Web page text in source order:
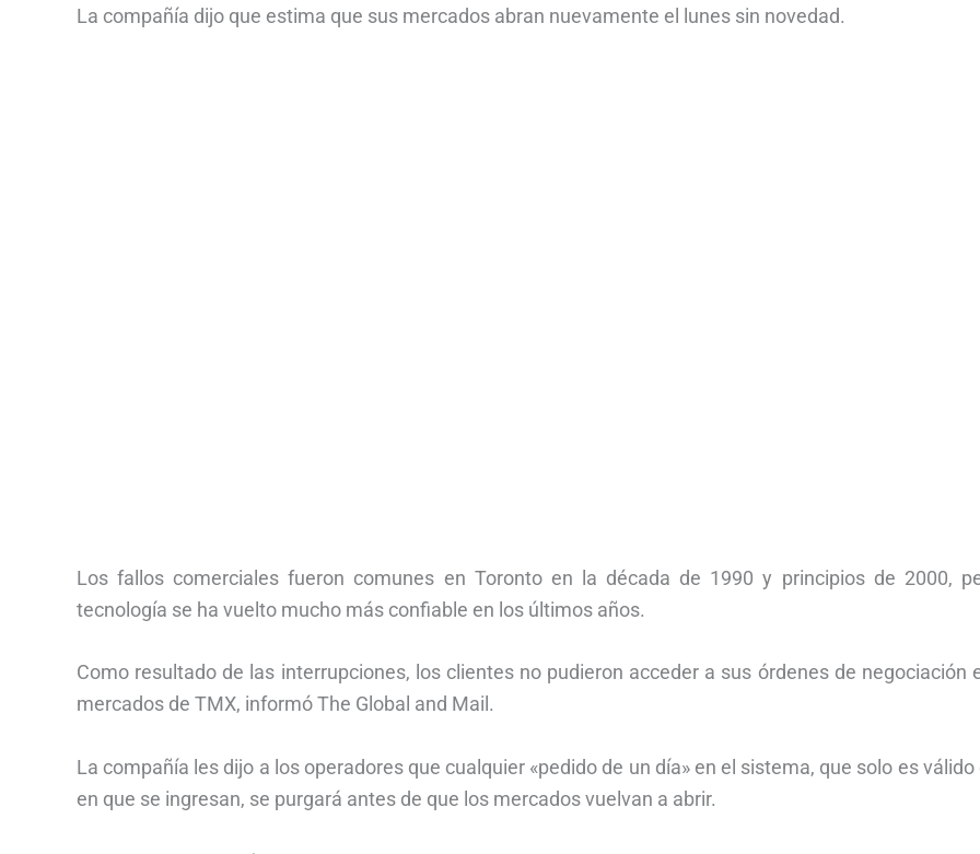
La compañía dijo que estima que sus mercados abran nuevamente el lunes sin novedad.
Los fallos comerciales fueron comunes en Toronto en la década de 1990 y principios de 2000,
tecnología se ha vuelto mucho más confiable en los últimos años.
Como resultado de las interrupciones, los clientes no pudieron acceder a sus órdenes de negociación
mercados de TMX, informó The Global and Mail.
La compañía les dijo a los operadores que cualquier «pedido de un día» en el sistema, que solo es válido
en que se ingresan, se purgará antes de que los mercados vuelvan a abrir.